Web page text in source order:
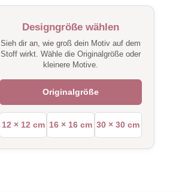
Designgröße wählen
Sieh dir an, wie groß dein Motiv auf dem
Stoff wirkt. Wähle die Originalgröße oder
kleinere Motive.
Originalgröße
12 × 12 cm 16 × 16 cm 30 × 30 cm